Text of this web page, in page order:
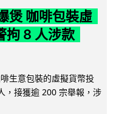
煲 咖啡包裝虛
拘 8 人涉款
生意包裝的虛擬貨幣投
，接獲逾 200 宗舉報，涉